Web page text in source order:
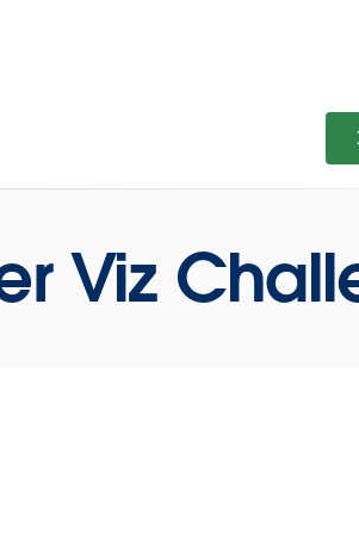
navigation for Piani e prezzi
Viz